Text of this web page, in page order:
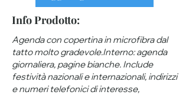
Info Prodotto:
Agenda con copertina in microfibra dal
tatto molto gradevole.Interno: agenda
giornaliera, pagine bianche. Include
festività nazionali e internazionali, indirizzi
e numeri telefonici di interesse,